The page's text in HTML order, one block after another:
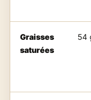
Graisses
saturées
54